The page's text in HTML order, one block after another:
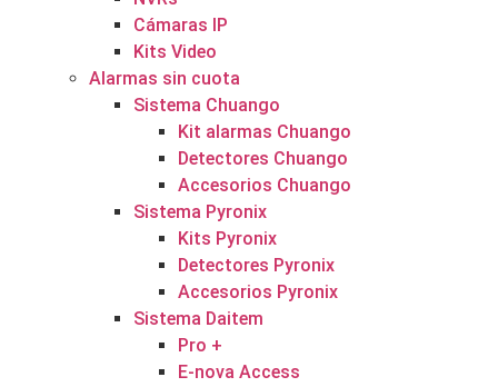
Cámaras IP
Kits Video
Alarmas sin cuota
Sistema Chuango
Kit alarmas Chuango
Detectores Chuango
Accesorios Chuango
Sistema Pyronix
Kits Pyronix
Detectores Pyronix
Accesorios Pyronix
Sistema Daitem
Pro +
E-nova Access